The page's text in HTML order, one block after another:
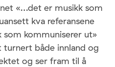
«…det er musikk som
kva referansene
kommuniserer ut»
turnert både innland og
og ser fram til å